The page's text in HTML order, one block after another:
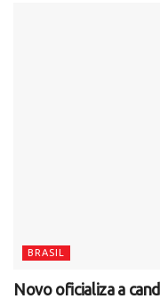
BRASIL
Novo oficializa a